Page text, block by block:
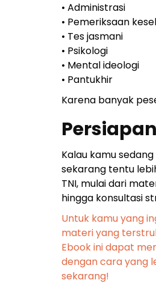
• Administrasi
• Pemeriksaan
• Tes jasmani
• Psikologi
• Mental ideologi
• Pantukhir
Karena banyak
Kalau kamu
sekarang tentu
TNI, mulai dari
hingga konsultasi
Untuk kamu yang
materi yang
Ebook ini dapat
dengan cara yang
sekarang!